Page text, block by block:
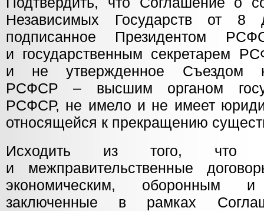
Независимых Государств от 8
подписанное Президентом
и государственным секретарем
и не утвержденное Съездом
РСФСР – высшим органом
РСФСР, не имело и не имеет
относящейся к прекращению
Исходить из того, что
и межправительственные
экономическим, оборонным
заключенные в рамках